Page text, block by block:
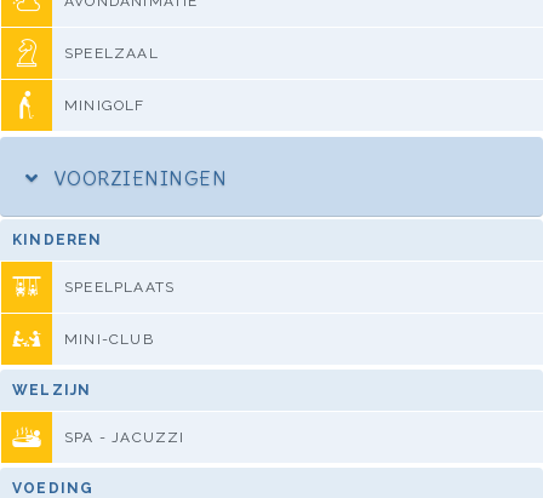
SPEELZAAL
MINIGOLF
VOORZIENINGEN
KINDEREN
SPEELPLAATS
MINI-CLUB
WELZIJN
SPA - JACUZZI
VOEDING